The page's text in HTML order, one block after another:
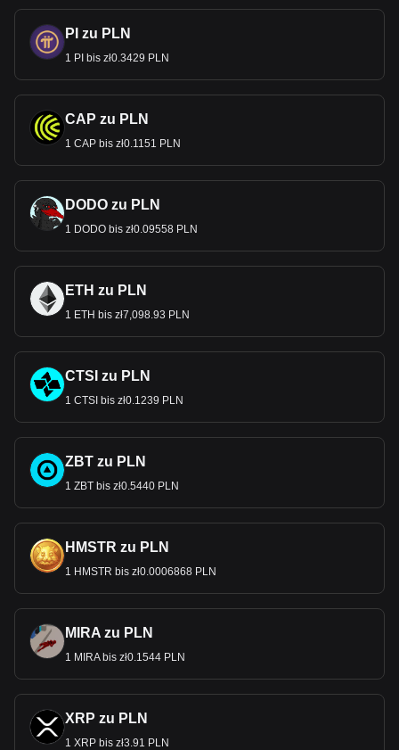
PI zu PLN
1 PI bis zł0.3429 PLN
CAP zu PLN
1 CAP bis zł0.1151 PLN
DODO zu PLN
1 DODO bis zł0.09558 PLN
ETH zu PLN
1 ETH bis zł7,098.93 PLN
CTSI zu PLN
1 CTSI bis zł0.1239 PLN
ZBT zu PLN
1 ZBT bis zł0.5440 PLN
HMSTR zu PLN
1 HMSTR bis zł0.0006868 PLN
MIRA zu PLN
1 MIRA bis zł0.1544 PLN
XRP zu PLN
1 XRP bis zł3.91 PLN